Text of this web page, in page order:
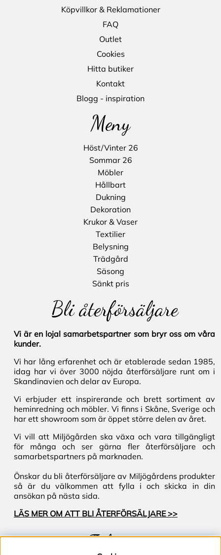
Köpvillkor & Reklamationer
FAQ
Outlet
Cookies
Hitta butiker
Kontakt
Blogg - inspiration
Meny
Höst/Vinter 26
Sommar 26
Möbler
Hållbart
Dukning
Dekoration
Krukor & Vaser
Textilier
Belysning
Trädgård
Säsong
Sänkt pris
Bli återförsäljare
Vi är en lojal samarbetspartner som bryr oss om våra
kunder.
Vi har lång erfarenhet och är etablerade sedan 1985,
idag har vi över 3000 nöjda återförsäljare runt om i
Skandinavien och delar av Europa.
Vi erbjuder ett inspirerande och brett sortiment av
heminredning och möbler. Vi finns i Skåne, Sverige och
har ett showroom som är öppet större delen av året.
Vi vill att Miljögården ska växa och vara tillgängligt
för många och ser gärna fler återförsäljare och
samarbetspartners på marknaden.
Önskar du bli återförsäljare av Miljögårdens produkter
så är du välkommen att fylla i och skicka in din
ansökan på nästa sida.
LÄS MER OM ATT BLI ÅTERFÖRSÄLJARE >>
Följ oss